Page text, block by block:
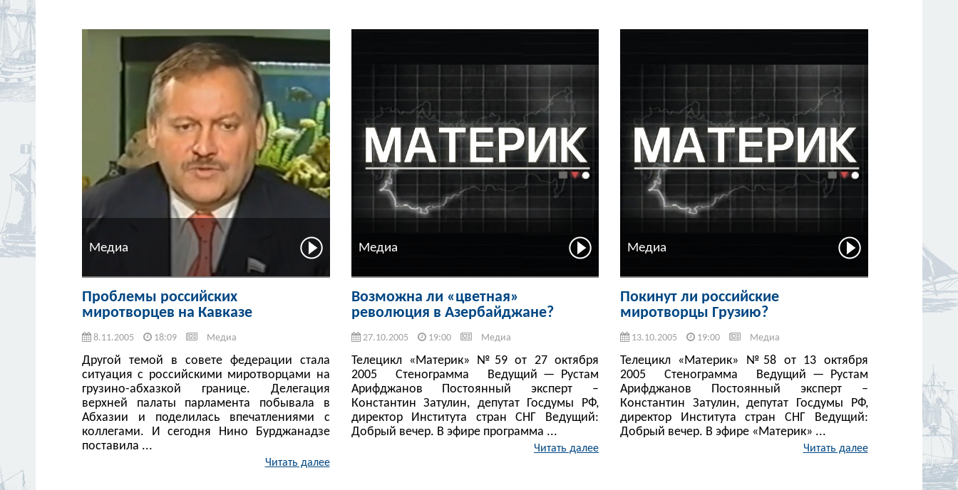
Медиа
Проблемы российских
миротворцев на Кавказе
8.11.2005 18:09 Медиа
Другой темой в совете федерации стала
ситуация с российскими миротворцами на
грузино-абхазкой границе. Делегация
верхней палаты парламента побывала в
Абхазии и поделилась впечатлениями с
коллегами. И сегодня Нино Бурджанадзе
поставила ...
Читать далее
Медиа
Возможна ли «цветная»
революция в Азербайджане?
27.10.2005 19:00 Медиа
Телецикл «Материк» №59 от 27 октября
2005 Стенограмма Ведущий — Рустам
Арифджанов Постоянный эксперт –
Константин Затулин, депутат Госдумы РФ,
директор Института стран СНГ Ведущий:
Добрый вечер. В эфире программа ...
Читать далее
Медиа
Покинут ли российские
миротворцы Грузию?
13.10.2005 19:00 Медиа
Телецикл «Материк» №58 от 13 октября
2005 Стенограмма Ведущий — Рустам
Арифджанов Постоянный эксперт –
Константин Затулин, депутат Госдумы РФ,
директор Института стран СНГ Ведущий:
Добрый вечер. В эфире «Материк» ...
Читать далее